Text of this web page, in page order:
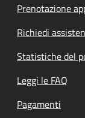
Prenotazione
Richiedi
Statistiche del
Leggi le FAQ
Pagamenti